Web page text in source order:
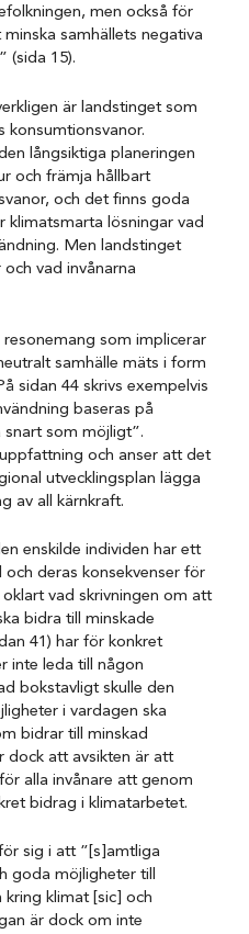
men också för
samhällets negativa
(sida 15).
är landstinget som
konsumtionsvanor.
långsiktiga planeringen
och främja hållbart
och det finns goda
lösningar vad
Men landstinget
vad invånarna
som implicerar
samhälle mäts i form
sidan 44 skrivs exempelvis
baseras på
snart som möjligt”.
och anser att det
utvecklingsplan lägga
av all kärnkraft.
enskilde individen har ett
deras konsekvenser för
vad skrivningen om att
bidra till minskade
41) har för konkret
inte leda till någon
bokstavligt skulle den
i vardagen ska
bidrar till minskad
dock att avsikten är att
alla invånare att genom
bidrag i klimatarbetet.
sig i att ”[s]amtliga
goda möjligheter till
kring klimat [sic] och
är dock om inte